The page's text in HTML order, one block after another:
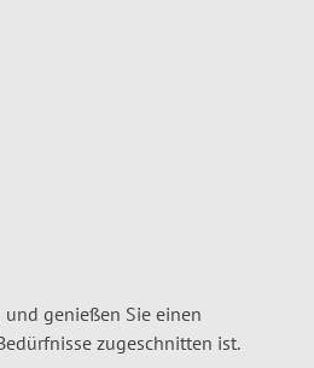
genießen Sie einen
zugeschnitten ist.